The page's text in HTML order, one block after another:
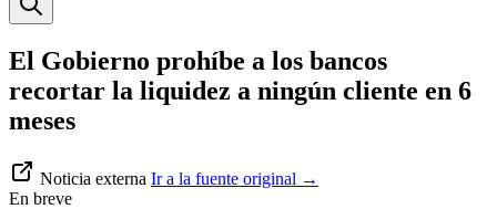
El Gobierno prohíbe a los bancos
recortar la liquidez a ningún cliente en 6
meses
Noticia externa Ir a la fuente original →
En breve